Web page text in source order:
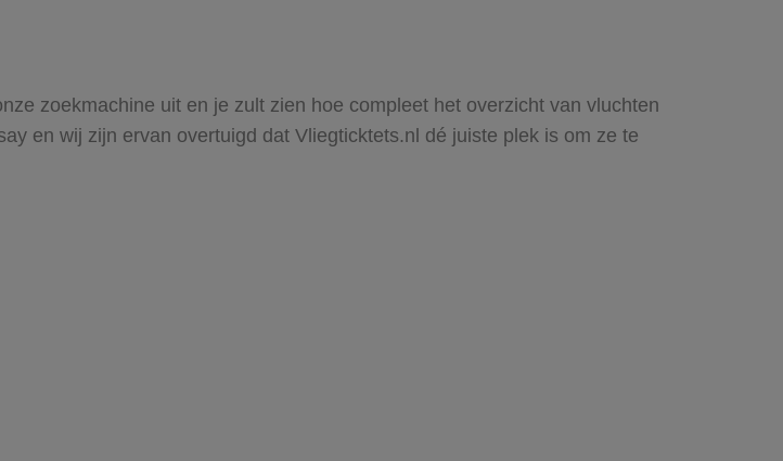
zoekmachine uit en je zult zien hoe compleet het overzicht van vluchten
en wij zijn ervan overtuigd dat Vliegticktets.nl dé juiste plek is om ze te